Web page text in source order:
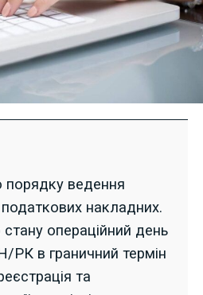
порядку ведення
накладних.
операційний день
РК в граничний термін
та